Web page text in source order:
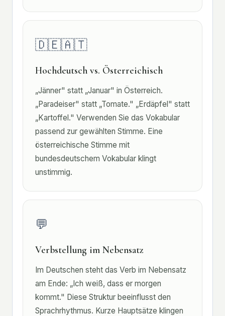
🇩🇪🇦🇹
Hochdeutsch vs. Österreichisch
„Jänner" statt „Januar" in Österreich.
„Paradeiser" statt „Tomate." „Erdäpfel" statt
„Kartoffel." Verwenden Sie das Vokabular
passend zur gewählten Stimme. Eine
österreichische Stimme mit
bundesdeutschem Vokabular klingt
unstimmig.
💬
Verbstellung im Nebensatz
Im Deutschen steht das Verb im Nebensatz
am Ende: „Ich weiß, dass er morgen
kommt." Diese Struktur beeinflusst den
Sprachrhythmus. Kurze Hauptsätze klingen